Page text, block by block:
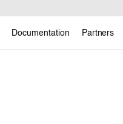
Documentation Partners